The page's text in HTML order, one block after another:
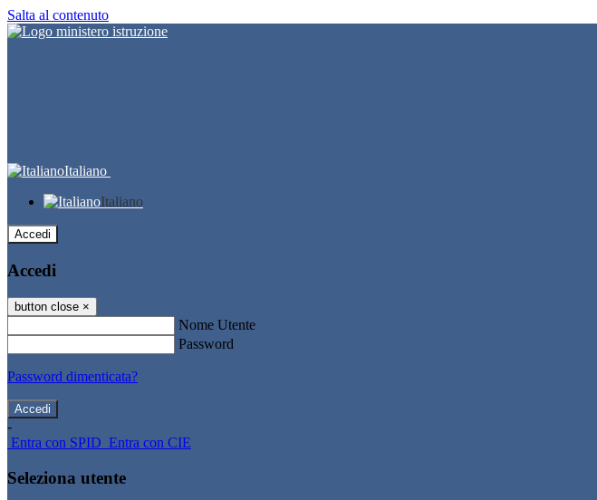
Salta al contenuto
Italiano
Italiano
Accedi
Accedi
button close ×
Nome Utente
Password
Password dimenticata?
-
Entra con SPID Entra con CIE
Seleziona utente